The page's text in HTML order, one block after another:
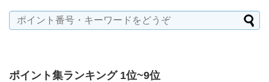
ポイント集ランキング 1位~9位